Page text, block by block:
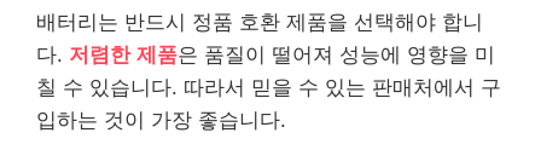
배터리는 반드시 정품 호환 제품을 선택해야 합니
다. 저렴한 제품은 품질이 떨어져 성능에 영향을 미
칠 수 있습니다. 따라서 믿을 수 있는 판매처에서 구
입하는 것이 가장 좋습니다.